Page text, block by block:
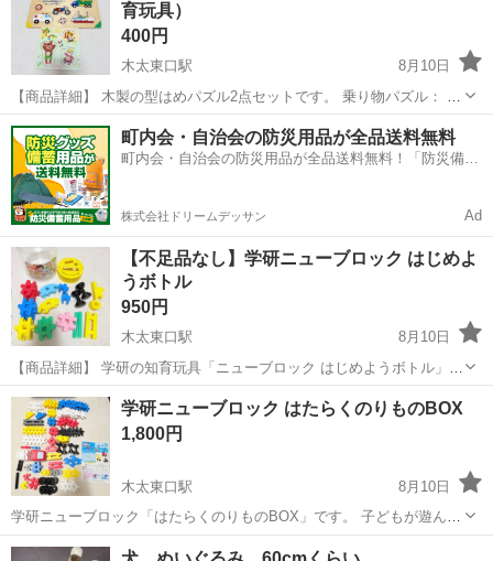
像にてご確認く...育玩具）
400円
木太東口駅
8月10日
【商品詳細】 木製の型はめパズル2点セットです。 乗り物パズル： 使
用感があり、傷や汚れ、一部落書き（画像参照）がございます。遊ぶ
分には問題ありませんが、状態をご理解いただける方のみお願いいた
します。 動物パズル： ...
香川 高松市 木太東口駅 パズル
町内会・自治会の防災用品が全品送料無料
町内会・自治会の防災用品が全品送料無料！「防災備蓄
株式会社ドリームデッサン Ad
【不足品なし】学研ニューブロック はじめよ
うボトル
950円
木太東口駅
8月10日
【商品詳細】 学研の知育玩具「ニューブロック はじめようボトル」で
す。 1.5歳からのファーストブロックとして、型はめ遊びや指先を使っ
た組み立て遊びが楽しめます。 状態： 比較的美品です。パーツの欠品
はありません。 内...
香川 高松市 木太東口駅 おもちゃ
学研ニューブロック はたらくのりものBOX
1,800円
木太東口駅
8月10日
学研ニューブロック「はたらくのりものBOX」です。 子どもが遊んだ
中古品になります。 パーツを確認したところ、 ・白いブロックが11個
香川 高松市 木太東口駅